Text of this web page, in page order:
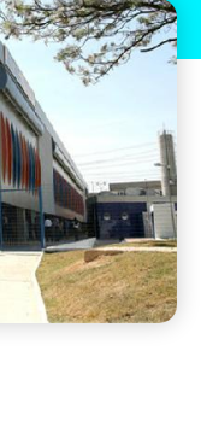
Antonio